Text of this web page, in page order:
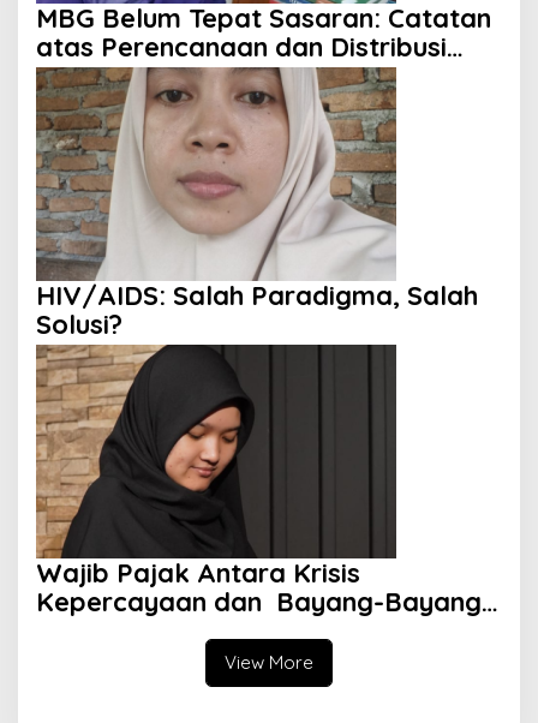
MBG Belum Tepat Sasaran: Catatan
atas Perencanaan dan Distribusi
Program
HIV/AIDS: Salah Paradigma, Salah
Solusi?
Wajib Pajak Antara Krisis
Kepercayaan dan Bayang-Bayang
View More